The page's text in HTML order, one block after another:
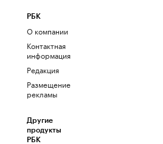
РБК
О компании
Контактная
информация
Редакция
Размещение
рекламы
Другие
продукты
РБК